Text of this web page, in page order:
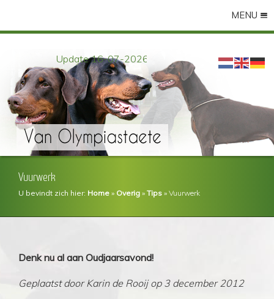
MENU
Update 16-07-2026
Vuurwerk
U bevindt zich hier: Home » Overig » Tips » Vuurwerk
Denk nu al aan Oudjaarsavond!
Geplaatst door Karin de Rooij op 3 december 2012